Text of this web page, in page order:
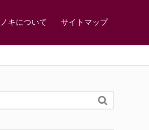
キについて サイトマップ
